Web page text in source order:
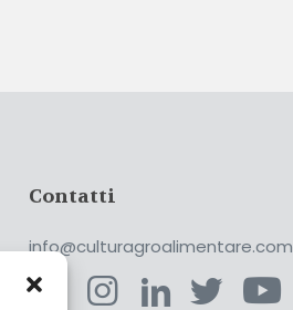
Contatti
info@culturagroalimentare.com